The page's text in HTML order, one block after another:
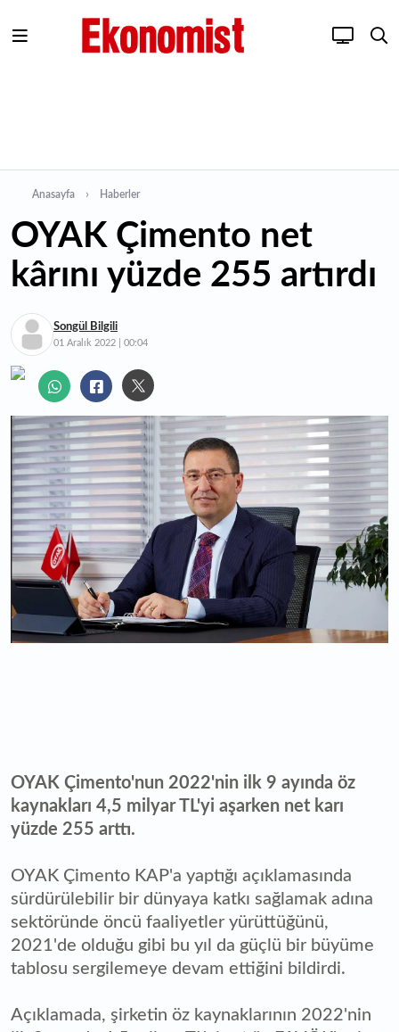
Anasayfa Haberler
OYAK Çimento net
kârını yüzde 255 artırdı
Songül Bilgili
01 Aralık 2022 | 00:04
OYAK Çimento'nun 2022'nin ilk 9 ayında öz
kaynakları 4,5 milyar TL'yi aşarken net karı
yüzde 255 arttı.
OYAK Çimento KAP'a yaptığı açıklamasında
sürdürülebilir bir dünyaya katkı sağlamak adına
sektöründe öncü faaliyetler yürüttüğünü,
2021'de olduğu gibi bu yıl da güçlü bir büyüme
tablosu sergilemeye devam ettiğini bildirdi.
Açıklamada, şirketin öz kaynaklarının 2022'nin